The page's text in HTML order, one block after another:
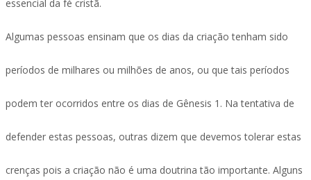
essencial da fé cristã.
Algumas pessoas ensinam que os dias da criação tenham sido
períodos de milhares ou milhões de anos, ou que tais períodos
podem ter ocorridos entre os dias de Gênesis 1. Na tentativa de
defender estas pessoas, outras dizem que devemos tolerar estas
crenças pois a criação não é uma doutrina tão importante. Alguns